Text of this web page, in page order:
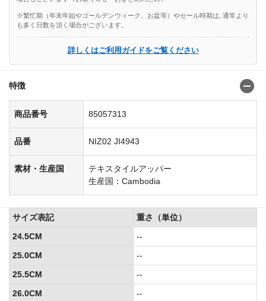
※繁忙期（年末年始やゴールデンウィーク、お盆等）やセール時期は, 通常より
も多く日数を頂く場合がございます。
詳しくはご利用ガイドをご覧ください
特徴
商品番号 85057313
品番 NIZ02 JI4943
素材・生産国
テキスタイルアッパー
生産国：Cambodia
サイズ表記
重さ（単位）
24.5CM
--
25.0CM
--
25.5CM
--
26.0CM
--